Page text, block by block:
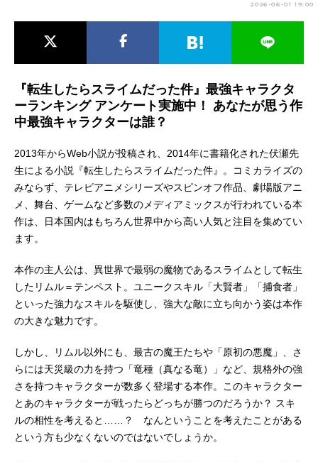
男性声優/女性声優一覧
2026-06-01 19:00
『転生したらスライムだった件』最強キャラクタ
ーランキング アンケート実施中！ あなたが思う作
中最強キャラクターは誰？
2013年からWeb小説が投稿され、2014年に書籍化された伏瀬先
生による小説『転生したらスライムだった件』。コミカライズの
みならず、テレビアニメシリーズやスピンオフ作品、劇場版アニ
メ、舞台、ゲームなど多数のメディアミックスが行われている本
作は、日本国内はもちろん世界中から高い人気と注目を集めてい
ます。
本作の主人公は、異世界で最弱の魔物であるスライムとして転生
したリムル＝テンペスト。ユニークスキル「大賢者」「捕食者」
といった強力なスキルを駆使し、強大な敵に立ち向かう姿は本作
の大きな魅力です。
しかし、リムル以外にも、最古の魔王たちや「原初の悪魔」、さ
らには天災級の力を持つ「竜種（真なる竜）」など、規格外の強
さを持つキャラクターが数多く登場する本作。このキャラクター
とあのキャラクターが戦ったらどっちが勝つのだろうか？ スキ
ルの相性を考えると……？ なんということを考えたことがある
という方も少なくないのではないでしょうか。